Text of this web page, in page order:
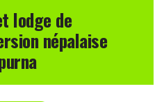
lodge de
népalaise